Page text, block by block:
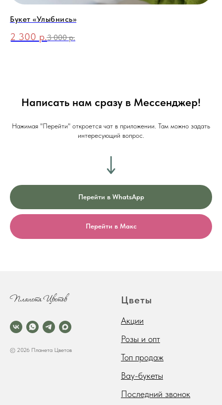
Букет «Улыбнись»
2 300 р.3 000 р.
Написать нам сразу в Мессенджер!
Нажимая "Перейти" откроется чат в приложении. Там можно задать
интересующий вопрос.
Перейти в WhatsApp
Перейти в Макс
© 2026 Планета Цветов
Цветы
Акции
Розы и опт
Топ продаж
Вау-букеты
Последний звонок